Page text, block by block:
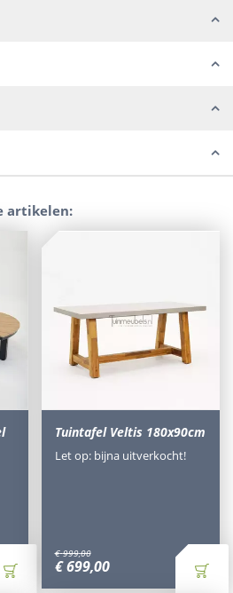
artikelen:
Tuintafel Veltis 180x90cm
€ 999,00
€ 699,00
Let op: bijna uitverkocht!